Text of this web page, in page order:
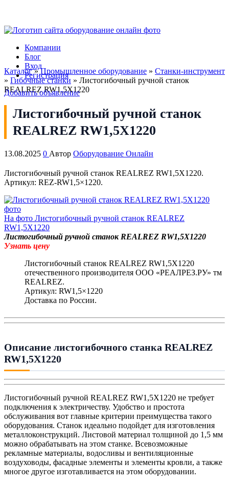
Компании
Блог
Вход
Регистрация
Добавить объявление
Каталог»Промышленное оборудование » Станки-инструмент
» Гибочные станки » Листогибочный ручной станок
REALREZ RW1,5X1220
Листогибочный ручной станок
REALREZ RW1,5X1220
13.08.2025 0 Автор Оборудование Онлайн
Листогибочный ручной станок REALREZ RW1,5X1220.
Артикул: REZ-RW1,5×1220.
На фото Листогибочный ручной станок REALREZ
RW1,5X1220
Листогибочный ручной станок REALREZ RW1,5X1220
Узнать цену
Листогибочный станок REALREZ RW1,5X1220
отечественного производителя ООО «РЕАЛРЕЗ.РУ» тм
REALREZ.
Артикул: RW1,5×1220
Доставка по России.
Описание листогибочного станка REALREZ
RW1,5X1220
Листогибочный ручной REALREZ RW1,5X1220 не требует
подключения к электричеству. Удобство и простота
обслуживания вот главные критерии преимущества такого
оборудования. Станок идеально подойдет для изготовления
металлоконструкций. Листовой материал толщиной до 1,5 мм
можно обрабатывать на этом станке. Всевозможные
рекламные материалы, водосливы и вентиляционные
воздуховоды, фасадные элементы и элементы кровли, а также
многое другое изготавливается на этом оборудовании.